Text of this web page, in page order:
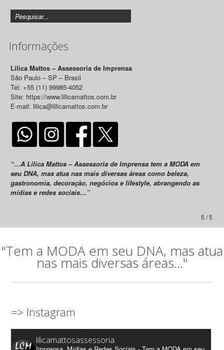
Informações
Lilica Mattos – Assessoria de Imprensa
São Paulo – SP – Brasil
Tel: +55 (11) 99985-4052
Site: https://www.lilicamattos.com.br
E-mail: lilica@lilicamattos.com.br
“…A Lilica Mattos – Assessoria de Imprensa tem a MODA em
seu DNA, mas atua nas mais diversas áreas como beleza,
gastronomia, decoração, negócios e lifestyle, abrangendo as
mídias e redes sociais…”
5 / 5
"Tem a MODA em seu DNA, mas atua
nas mais diversas áreas..."
=> Instagram
lilicamattosassessoria